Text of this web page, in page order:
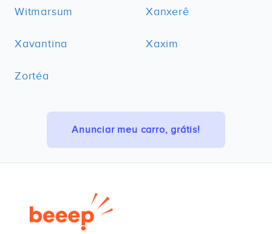
Witmarsum Xanxerê
Xavantina Xaxim
Zortéa
Anunciar meu carro, grátis!